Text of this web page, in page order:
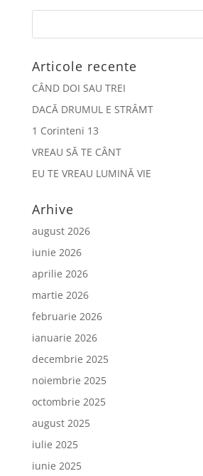
Articole recente
CÂND DOI SAU TREI
DACĂ DRUMUL E STRÂMT
1 Corinteni 13
VREAU SĂ TE CÂNT
EU TE VREAU LUMINĂ VIE
Arhive
august 2026
iunie 2026
aprilie 2026
martie 2026
februarie 2026
ianuarie 2026
decembrie 2025
noiembrie 2025
octombrie 2025
august 2025
iulie 2025
iunie 2025